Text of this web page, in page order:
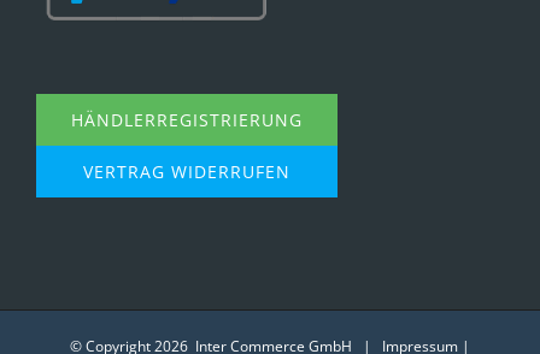
HÄNDLERREGISTRIERUNG
VERTRAG WIDERRUFEN
© Copyright2026 Inter Commerce GmbH | Impressum |